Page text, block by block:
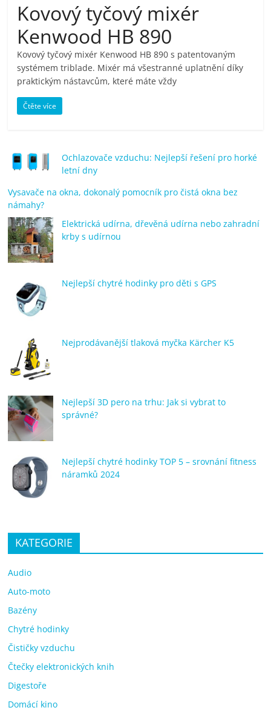
pračky,
televize,
notebooky,
mobilní
telefony,
kávovary,
bazény
Nejlepší
elektronika
porovnání
Elektro
OK,
pračky,
televize,
notebooky,
mobilní
telefony,
kávovary,
bazény
Kovový tyčový mixér
Kenwood HB 890
Kovový tyčový mixér Kenwood HB 890 s patentovaným
systémem triblade. Mixér má všestranné uplatnění díky
praktickým nástavcům, které máte vždy
Čtěte více
Ochlazovače vzduchu: Nejlepší řešení pro horké
letní dny
Vysavače na okna, dokonalý pomocník pro čistá okna bez
námahy?
Elektrická udírna, dřevěná udírna nebo zahradní
krby s udírnou
Nejlepší chytré hodinky pro děti s GPS
Nejprodávanější tlaková myčka Kärcher K5
Nejlepší 3D pero na trhu: Jak si vybrat to
správné?
Nejlepší chytré hodinky TOP 5 – srovnání fitness
náramků 2024
KATEGORIE
Audio
Auto-moto
Bazény
Chytré hodinky
Čističky vzduchu
Čtečky elektronických knih
Digestoře
Domácí kino